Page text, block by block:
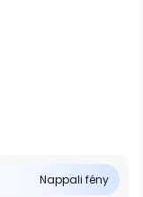
Nappali fény